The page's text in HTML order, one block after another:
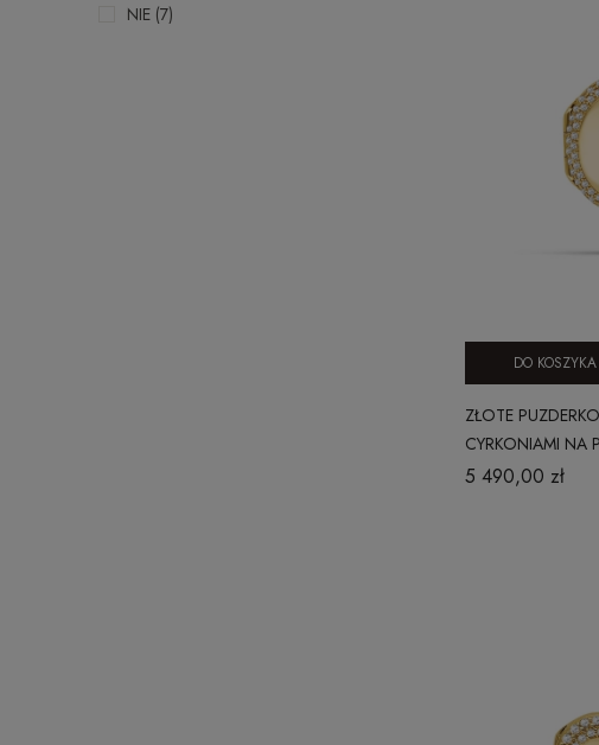
NIE (7)
ZŁOTE
CYRKONIAMI NA
585 HERITAGE
5 490,00 zł
DO KOSZYKA